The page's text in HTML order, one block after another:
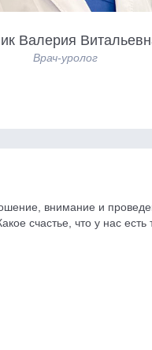
Валерия
Врач-уролог
внимание и
счастье, что у нас